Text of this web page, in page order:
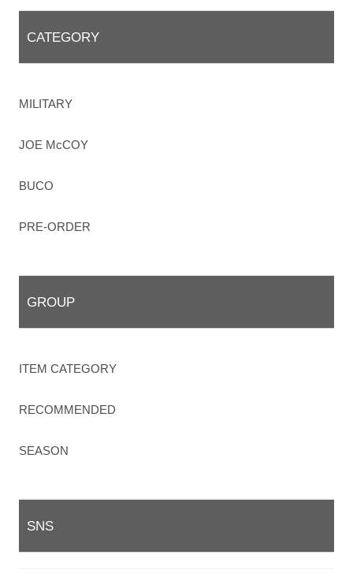
CATEGORY
MILITARY
JOE McCOY
BUCO
PRE-ORDER
GROUP
ITEM CATEGORY
RECOMMENDED
SEASON
SNS